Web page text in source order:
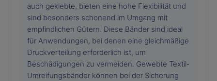
auch geklebte, bieten eine hohe Flexibilität und
sind besonders schonend im Umgang mit
empfindlichen Gütern. Diese Bänder sind ideal
für Anwendungen, bei denen eine gleichmäßige
Druckverteilung erforderlich ist, um
Beschädigungen zu vermeiden. Gewebte Textil-
Umreifungsbänder können bei der Sicherung